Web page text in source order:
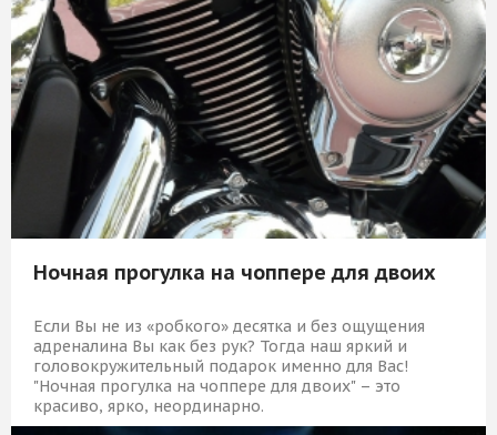
7 349 Р КУПИТЬ
Ночная прогулка на чоппере для двоих
Если Вы не из «робкого» десятка и без ощущения
адреналина Вы как без рук? Тогда наш яркий и
головокружительный подарок именно для Вас!
"Ночная прогулка на чоппере для двоих" – это
красиво, ярко, неординарно.